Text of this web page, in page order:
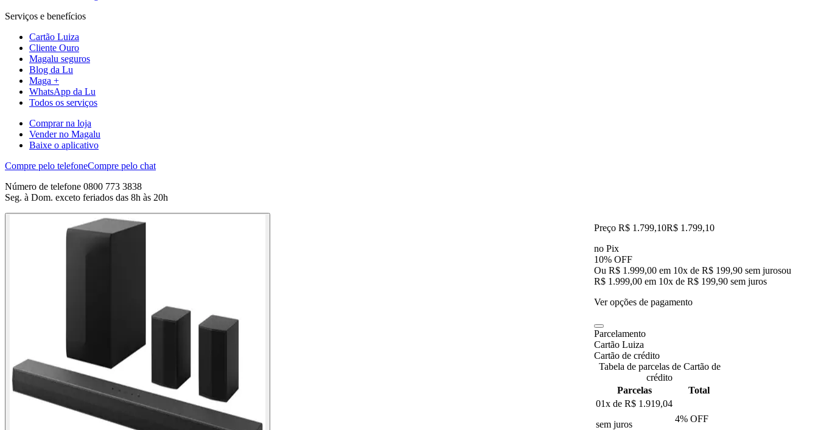
Serviços e benefícios
Cartão Luiza
Cliente Ouro
Magalu seguros
Blog da Lu
Maga +
WhatsApp da Lu
Todos os serviços
Comprar na loja
Vender no Magalu
Baixe o aplicativo
Compre pelo telefoneCompre pelo chat
Número de telefone 0800 773 3838
Seg. à Dom. exceto feriados das 8h às 20h
Preço R$ 1.799,10R$ 1.799,10
no Pix
10% OFF
Ou R$ 1.999,00 em 10x de R$ 199,90 sem jurosou
R$ 1.999,00 em 10x de R$ 199,90 sem juros
Ver opções de pagamento
Parcelamento
Cartão Luiza
Cartão de crédito
Tabela de parcelas de Cartão de
crédito
Parcelas
Total
01x de R$ 1.919,04
sem juros
4% OFF